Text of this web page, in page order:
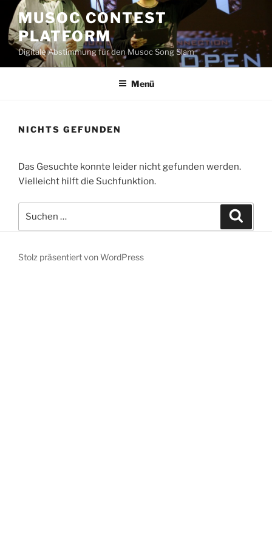
Zum
Inhalt
springen
MUSOC CONTEST
PLATFORM
Digitale Abstimmung für den Musoc Song Slam
Menü
NICHTS GEFUNDEN
Das Gesuchte konnte leider nicht gefunden werden.
Vielleicht hilft die Suchfunktion.
nach:
Stolz präsentiert von WordPress